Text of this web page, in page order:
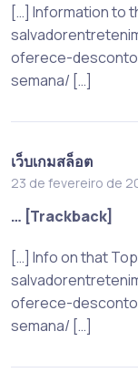
[…] Information to
oferece-
semana/ […]
เว็บเกมสล็อต
23 de fevereiro de
… [Trackback]
[…] Info on that
oferece-
semana/ […]